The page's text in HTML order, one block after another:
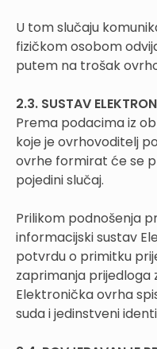
U tom slučaju
fizičkom osobom
putem na trošak
2.3. SUSTAV
Prema podacima iz
koje je ovrhovoditelj
ovrhe formirat će se
pojedini slučaj.
Prilikom podnošenja
informacijski sustav
potvrdu o primitku
zaprimanja prijedloga
Elektronička ovrha
suda i jedinstveni